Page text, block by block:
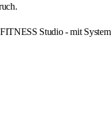
Studio - mit